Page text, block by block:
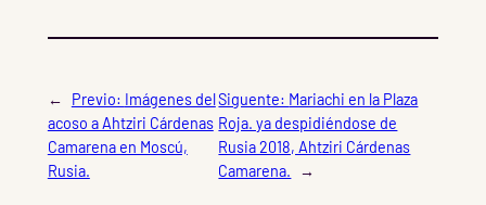
← Previo: Imágenes del
acoso a Ahtziri Cárdenas
Camarena en Moscú,
Rusia.
Siguente: Mariachi en la Plaza
Roja. ya despidiéndose de
Rusia 2018, Ahtziri Cárdenas
Camarena.
→